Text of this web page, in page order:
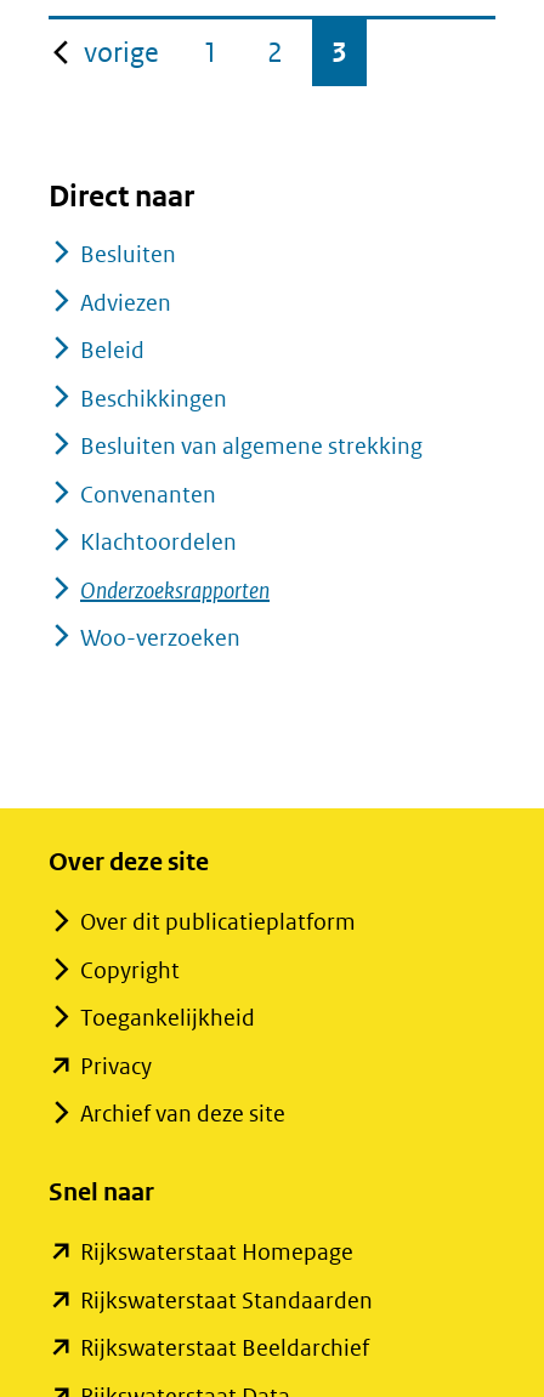
vorige pagina
1 2 3
Direct naar
Besluiten
Adviezen
Beleid
Beschikkingen
Besluiten van algemene strekking
Convenanten
Klachtoordelen
Onderzoeksrapporten
Woo-verzoeken
Over deze site
Over dit publicatieplatform
Copyright
Toegankelijkheid
Privacy(opent
in
venster)
naar
een
andere
Archief van deze site
Snel naar
Rijkswaterstaat Homepage
in
Rijkswaterstaat Standaarden
Rijkswaterstaat Beeldarchief(opent